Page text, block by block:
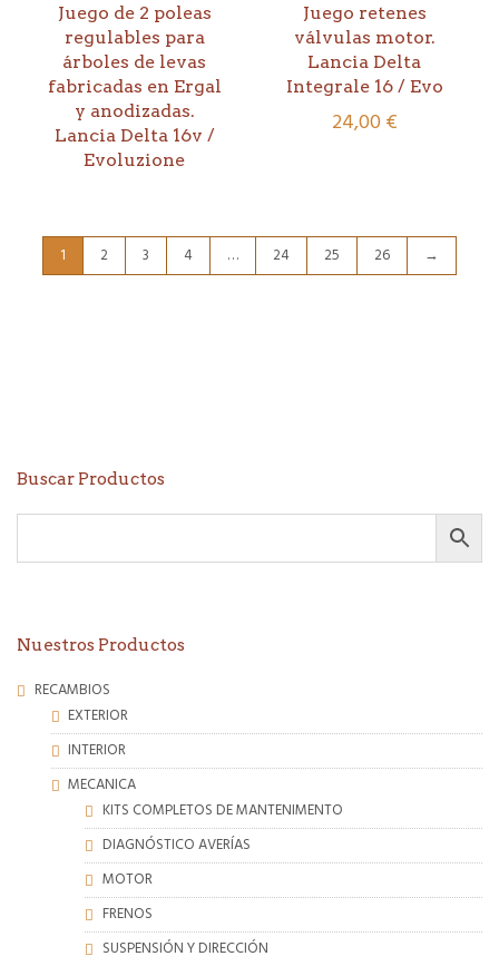
Juego de 2 poleas
regulables para
árboles de levas
fabricadas en Ergal
y anodizadas.
Lancia Delta 16v /
Evoluzione
Juego retenes
válvulas motor.
Lancia Delta
Integrale 16 / Evo
24,00€
1 2 3 4 … 24 25 26 →
Buscar Productos
Nuestros Productos
RECAMBIOS
EXTERIOR
INTERIOR
MECANICA
KITS COMPLETOS DE MANTENIMENTO
DIAGNÓSTICO AVERÍAS
MOTOR
FRENOS
SUSPENSIÓN Y DIRECCIÓN